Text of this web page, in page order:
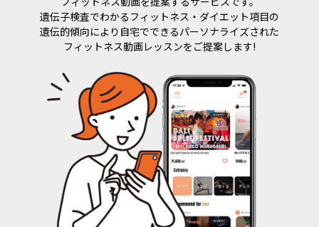
遺伝子検査でわかるフィットネス・ダイエット項目の
遺伝的傾向により自宅でできるパーソナライズされた
フィットネス動画レッスンをご提案します!